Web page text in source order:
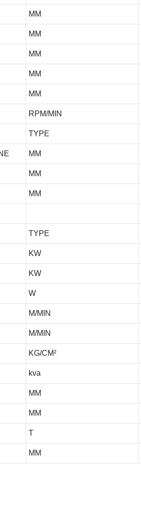
MM
MM
MM
MM
MM
RPM/MIN
TYPE
MM
MM
MM
TYPE
KW
KW
W
M/MIN
M/MIN
KG/CM²
kva
MM
MM
T
MM